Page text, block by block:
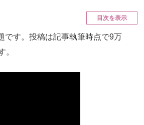
目次を表示
です。投稿は記事執筆時点で9万
。